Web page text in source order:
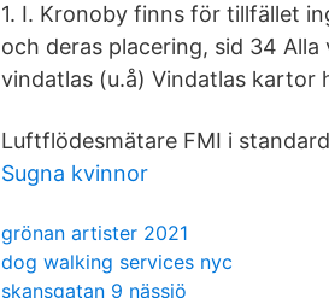
1. I. Kronoby finns för tillfället
och deras placering, sid 34
vindatlas (u.å) Vindatlas kartor
Luftflödesmätare FMI i
Sugna kvinnor
grönan artister 2021
dog walking services nyc
skansgatan 9 nässjö